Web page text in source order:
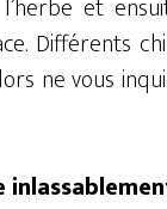
et
Différents
ne vous